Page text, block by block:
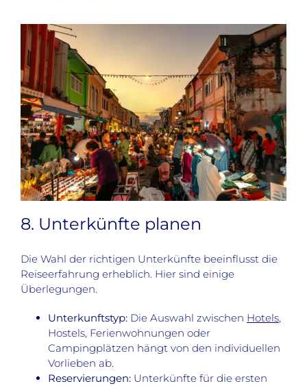
8. Unterkünfte planen
Die Wahl der richtigen Unterkünfte beeinflusst die
Reiseerfahrung erheblich. Hier sind einige
Überlegungen.
Unterkunftstyp:Die Auswahl zwischen Hotels,
Hostels, Ferienwohnungen oder
Campingplätzen hängt von den individuellen
Vorlieben ab.
Reservierungen:Unterkünfte für die ersten